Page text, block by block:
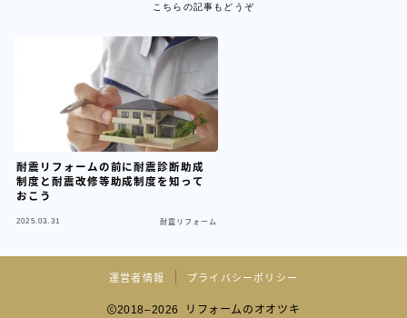
こちらの記事もどうぞ
耐震リフォームの前に耐震診断助成
制度と耐震改修等助成制度を知って
おこう
2025.03.31 耐震リフォーム
運営者情報 プライバシーポリシー
2018–2026 リフォームのオオツキ